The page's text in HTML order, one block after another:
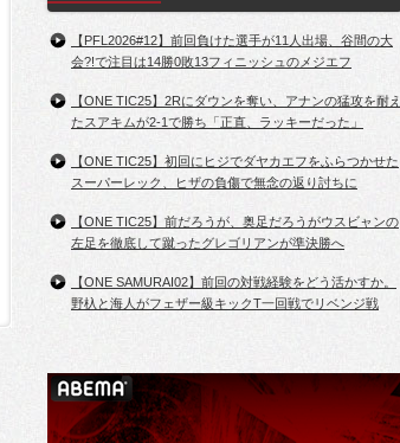
【PFL2026#12】前回負けた選手が11人出場、谷間の大
会?!で注目は14勝0敗13フィニッシュのメジエフ
【ONE TIC25】2Rにダウンを奪い、アナンの猛攻を耐え
たスアキムが2-1で勝ち「正直、ラッキーだった」
【ONE TIC25】初回にヒジでダヤカエフをふらつかせた
スーパーレック、ヒザの負傷で無念の返り討ちに
【ONE TIC25】前だろうが、奥足だろうがウスビャンの
左足を徹底して蹴ったグレゴリアンが準決勝へ
【ONE SAMURAI02】前回の対戦経験をどう活かすか。
野杁と海人がフェザー級キックT一回戦でリベンジ戦